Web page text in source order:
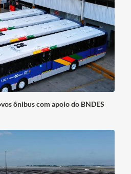
ônibus com apoio do BNDES